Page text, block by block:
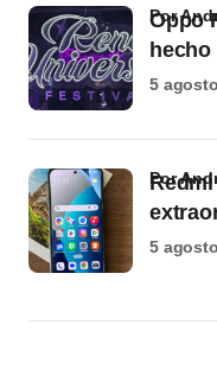
Oppo
hecho
por
5
por
5